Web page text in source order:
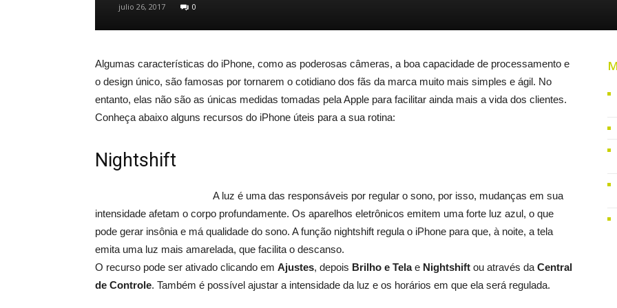
julio 26, 2017 0
Algumas características do iPhone, como as poderosas câmeras, a boa capacidade de processamento e
o design único, são famosas por tornarem o cotidiano dos fãs da marca muito mais simples e ágil. No
entanto, elas não são as únicas medidas tomadas pela Apple para facilitar ainda mais a vida dos clientes.
Conheça abaixo alguns recursos do iPhone úteis para a sua rotina:
Nightshift
A luz é uma das responsáveis por regular o sono, por isso, mudanças em sua
intensidade afetam o corpo profundamente. Os aparelhos eletrônicos emitem uma forte luz azul, o que
pode gerar insônia e má qualidade do sono. A função nightshift regula o iPhone para que, à noite, a tela
emita uma luz mais amarelada, que facilita o descanso.
O recurso pode ser ativado clicando em Ajustes, depois Brilho e Telae Nightshift ou através da Central
de Controle. Também é possível ajustar a intensidade da luz e os horários em que ela será regulada.